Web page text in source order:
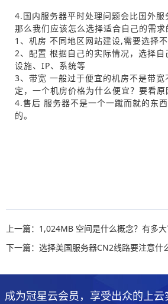
4.国内服务器平时处理问题会比国外服
那么我们应该怎么选择适合自己的需求
1、机房 不同地区网站建设,需要选择
2、配置 根据自己的实际情况，选择
设施、IP、系统等
3、带宽 一般过于便宜的机房不是带宽
定，一个机房价格为什么便宜？要看原
4.售后 服务器不是一个一蹴而就的东
的。
上一篇：1,024MB 空间是什么概念？有多大
下一篇：选择美国服务器CN2线路要注意什
成为冠星云会员，享受出众的上